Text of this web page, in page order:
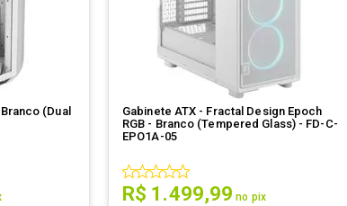
(Dual
Gabinete ATX - Fractal Design Epoch
RGB - Branco (Tempered Glass) - FD-C-
EPO1A-05
R$ 1 .499,99 no pix